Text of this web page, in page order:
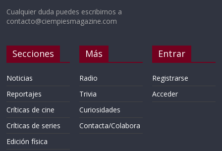
Cualquier duda puedes escribirnos a
contacto@ciempiesmagazine.com
Secciones
Noticias
Reportajes
Críticas de cine
Críticas de series
Edición física
Más
Radio
Trivia
Curiosidades
Contacta/Colabora
Entrar
Registrarse
Acceder